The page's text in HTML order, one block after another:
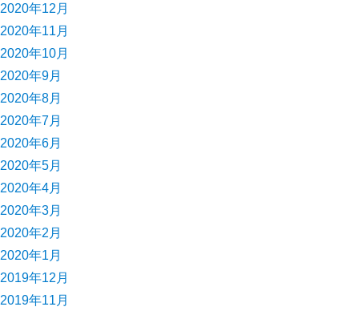
2020年12月
2020年11月
2020年10月
2020年9月
2020年8月
2020年7月
2020年6月
2020年5月
2020年4月
2020年3月
2020年2月
2020年1月
2019年12月
2019年11月